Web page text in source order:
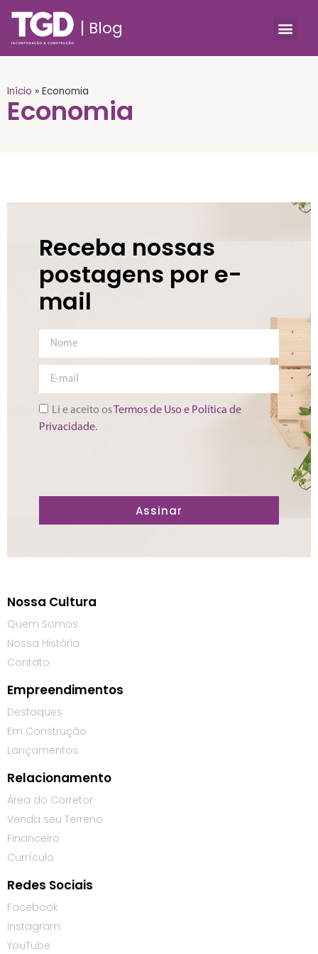
Blog
Início » Economia
Economia
Receba nossas
postagens por e-
mail
Li e aceito osTermos de Uso e Política de
Privacidade.
Assinar
Nossa Cultura
Quem Somos
Nossa História
Contato
Empreendimentos
Destaques
Em Construção
Lançamentos
Relacionamento
Área do Corretor
Venda seu Terreno
Financeiro
Currículo
Redes Sociais
Facebook
Instagram
YouTube